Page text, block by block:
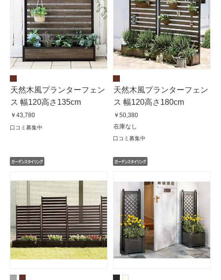
天然木風プランターフェン
ス 幅120高さ135cm
￥43,780
口コミ募集中
天然木風プランターフェン
ス 幅120高さ180cm
￥50,380
在庫なし
口コミ募集中